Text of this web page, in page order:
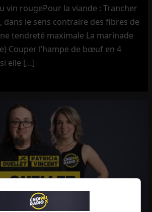
vin rougePour la viande : Trancher
dans le sens contraire des fibres de
tendreté maximale La marinade
Couper l’hampe de bœuf en 4
elle […]